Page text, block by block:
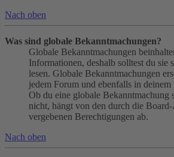
Nach oben
Was sind globale Bekanntmachungen?
Globale Bekanntmachungen
Informationen, deshalb solltest du sie
lesen. Globale Bekanntmachungen
jedem Forum und ebenfalls in
Ob du eine globale Bekanntmachung
nicht, hängt von den durch die
vergebenen Berechtigungen ab.
Nach oben